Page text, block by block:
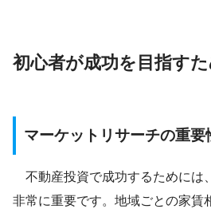
初心者が成功を目指す
マーケットリサーチの重要
不動産投資で成功するためには
非常に重要です。地域ごとの家賃